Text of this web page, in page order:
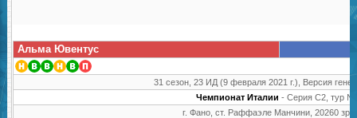
Альма Ювентус
31 сезон, 23 ИД (9 февраля 2021 г.), Версия
Чемпионат Италии - Серия C2, тур
г. Фано, ст. Раффаэле Манчини, 20260